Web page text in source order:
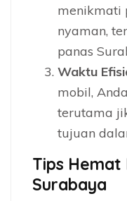
menikmati
nyaman,
panas
Waktu
mobil,
terutama
tujuan
Tips Hemat
Surabaya